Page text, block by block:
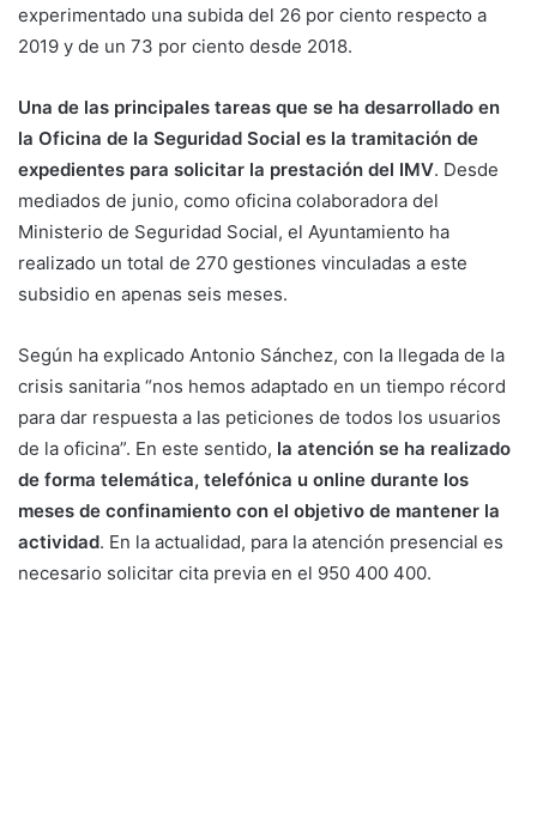
experimentado una subida del 26 por ciento respecto a
2019 y de un 73 por ciento desde 2018.
Una de las principales tareas que se ha desarrollado en
la Oficina de la Seguridad Social es la tramitación de
expedientes para solicitar la prestación del IMV. Desde
mediados de junio, como oficina colaboradora del
Ministerio de Seguridad Social, el Ayuntamiento ha
realizado un total de 270 gestiones vinculadas a este
subsidio en apenas seis meses.
Según ha explicado Antonio Sánchez, con la llegada de la
crisis sanitaria “nos hemos adaptado en un tiempo récord
para dar respuesta a las peticiones de todos los usuarios
de la oficina”. En este sentido, la atención se ha realizado
de forma telemática, telefónica u online durante los
meses de confinamiento con el objetivo de mantener la
actividad. En la actualidad, para la atención presencial es
necesario solicitar cita previa en el 950 400 400.